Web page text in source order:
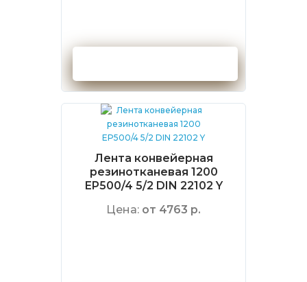
Лента конвейерная
резинотканевая 1200
EP500/4 5/2 DIN 22102 Y
Цена: от 4763 р.